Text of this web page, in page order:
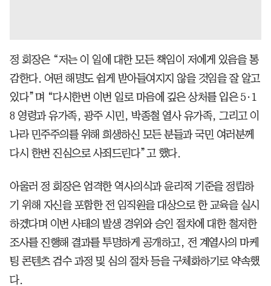
정 회장은 “저는 이 일에 대한 모든 책임이 저에게 있음을 통
감한다. 어떤 해명도 쉽게 받아들여지지 않을 것임을 잘 알고
있다”며 “다시한번 이번 일로 마음에 깊은 상처를 입은 5·1
8 영령과 유가족, 광주 시민, 박종철 열사 유가족, 그리고 이
나라 민주주의를 위해 희생하신 모든 분들과 국민 여러분께
다시 한번 진심으로 사죄드린다”고 했다.
아울러 정 회장은 엄격한 역사의식과 윤리적 기준을 정립하
기 위해 자신을 포함한 전 임직원을 대상으로 한 교육을 실시
하겠다며 이번 사태의 발생 경위와 승인 절차에 대한 철저한
조사를 진행해 결과를 투명하게 공개하고, 전 계열사의 마케
팅 콘텐츠 검수 과정 및 심의 절차 등을 구체화하기로 약속했
다.